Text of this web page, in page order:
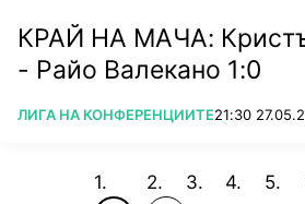
КРАЙ НА МАЧА:
- Райо Валекано 1:0
ПОВЕЧЕ ОТ
ЛИГА НА КОНФЕРЕНЦИИТЕ21:30